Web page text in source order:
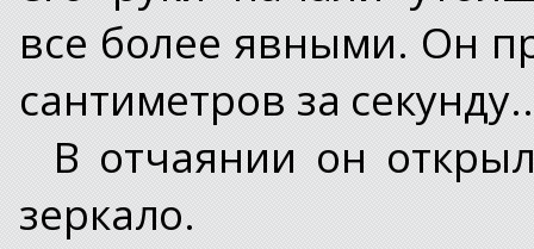
все более явными. Он
сантиметров за
В отчаянии он
зеркало.